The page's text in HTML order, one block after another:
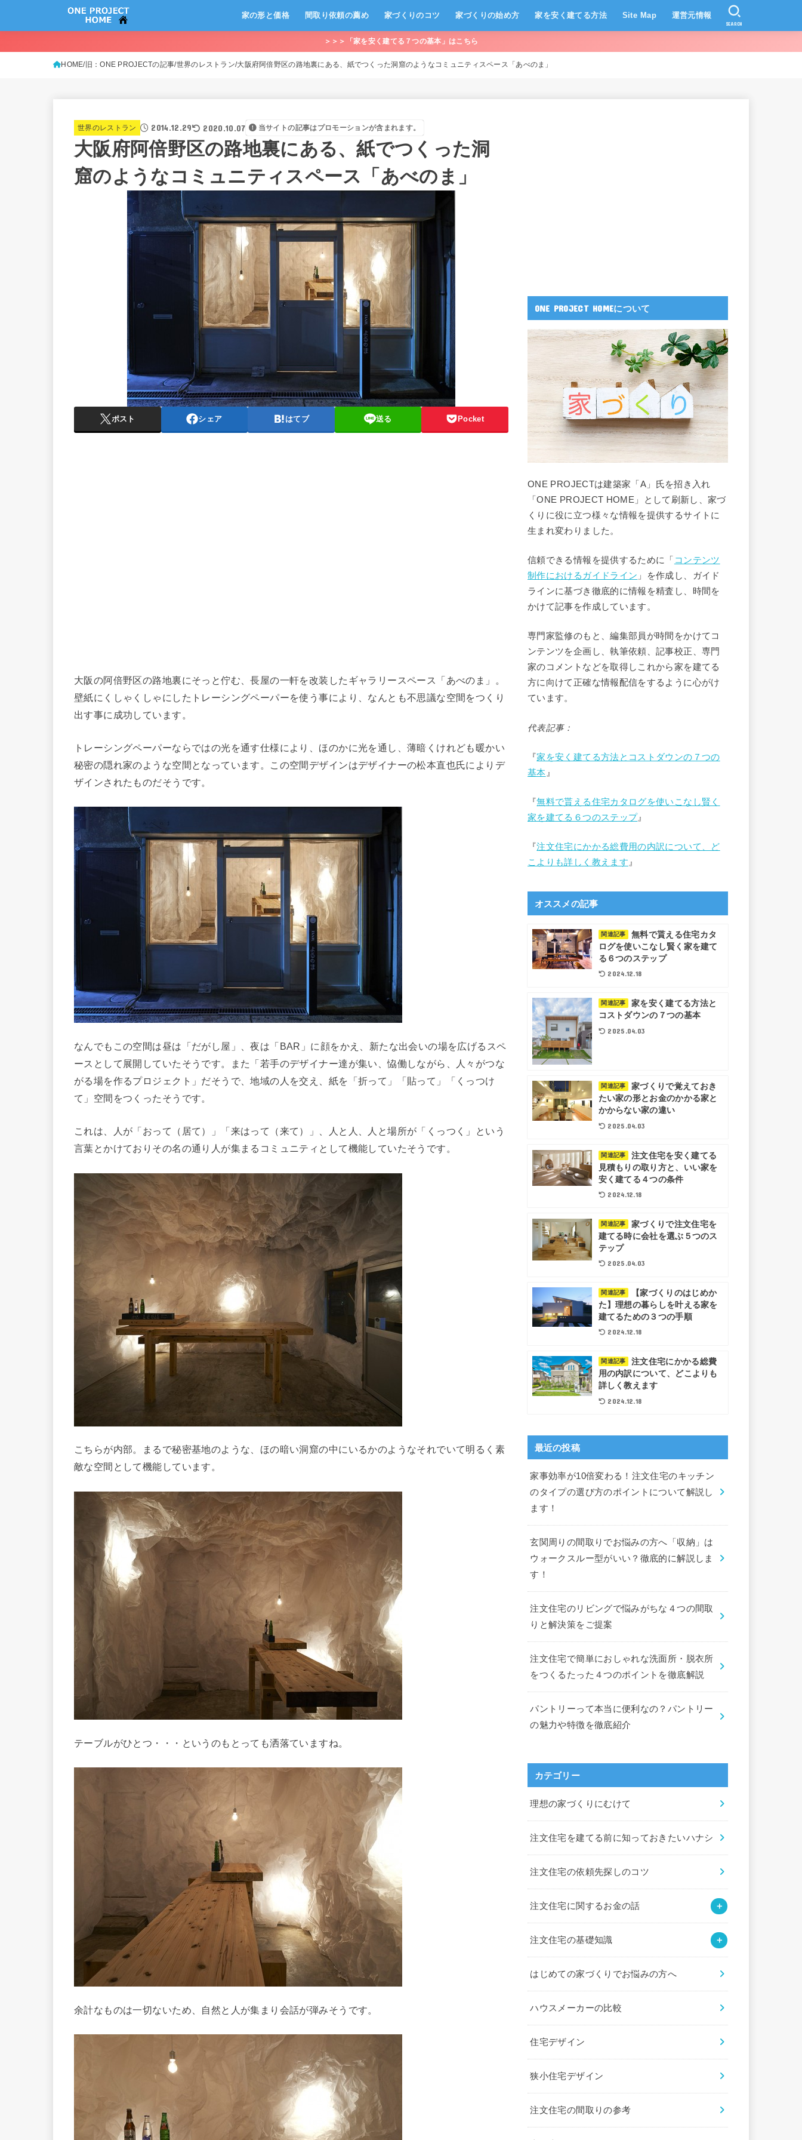
家の形と価格 間取り依頼の薦め 家づくりのコツ 家づくりの始め方 家を安く建てる方法 Site Map 運営元情報
SEARCH
＞＞＞「家を安く建てる７つの基本」はこちら
HOME 旧：ONE PROJECTの記事 世界のレストラン 大阪府阿倍野区の路地裏にある、紙でつくった洞窟のようなコミュニティスペース「あべのま」
世界のレストラン 2014.12.29 2020.10.07 当サイトの記事はプロモーションが含まれます。
大阪府阿倍野区の路地裏にある、紙でつくった洞
窟のようなコミュニティスペース「あべのま」
ポスト シェア はてブ 送る Pocket
大阪の阿倍野区の路地裏にそっと佇む、長屋の一軒を改装したギャラリースペース「あべのま」。
壁紙にくしゃくしゃにしたトレーシングペーパーを使う事により、なんとも不思議な空間をつくり
出す事に成功しています。
トレーシングペーパーならではの光を通す仕様により、ほのかに光を通し、薄暗くけれども暖かい
秘密の隠れ家のような空間となっています。この空間デザインはデザイナーの松本直也氏によりデ
ザインされたものだそうです。
なんでもこの空間は昼は「だがし屋」、夜は「BAR」に顔をかえ、新たな出会いの場を広げるスペ
ースとして展開していたそうです。また「若手のデザイナー達が集い、恊働しながら、人々がつな
がる場を作るプロジェクト」だそうで、地域の人を交え、紙を「折って」「貼って」「くっつけ
て」空間をつくったそうです。
これは、人が「おって（居て）」「来はって（来て）」、人と人、人と場所が「くっつく」という
言葉とかけておりその名の通り人が集まるコミュニティとして機能していたそうです。
こちらが内部。まるで秘密基地のような、ほの暗い洞窟の中にいるかのようなそれでいて明るく素
敵な空間として機能しています。
テーブルがひとつ・・・というのもとっても洒落ていますね。
余計なものは一切ないため、自然と人が集まり会話が弾みそうです。
ONE PROJECT HOMEについて
ONE PROJECTは建築家「A」氏を招き入れ
「ONE PROJECT HOME」として刷新し、家づ
くりに役に立つ様々な情報を提供するサイトに
生まれ変わりました。
信頼できる情報を提供するために「 コンテンツ
制作におけるガイドライン 」を作成し、ガイド
ラインに基づき徹底的に情報を精査し、時間を
かけて記事を作成しています。
専門家監修のもと、編集部員が時間をかけてコ
ンテンツを企画し、執筆依頼、記事校正、専門
家のコメントなどを取得しこれから家を建てる
方に向けて正確な情報配信をするように心がけ
ています。
代表記事：
『家を安く建てる方法とコストダウンの７つの
基本 』
『無料で貰える住宅カタログを使いこなし賢く
家を建てる６つのステップ』
『注文住宅にかかる総費用の内訳について、ど
こよりも詳しく教えます 』
オススメの記事
関連記事
無料で貰える住宅カタ
ログを使いこなし賢く家を建て
る６つのステップ
2024.12.18
関連記事
家を安く建てる方法と
コストダウンの７つの基本
2025.04.03
関連記事
家づくりで覚えておき
たい家の形とお金のかかる家と
かからない家の違い
2025.04.03
関連記事
注文住宅を安く建てる
見積もりの取り方と、いい家を
安く建てる４つの条件
2024.12.18
関連記事
家づくりで注文住宅を
建てる時に会社を選ぶ５つのス
テップ
2025.04.03
関連記事
【家づくりのはじめか
た】理想の暮らしを叶える家を
建てるための３つの手順
2024.12.18
関連記事
注文住宅にかかる総費
用の内訳について、どこよりも
詳しく教えます
2024.12.18
最近の投稿
家事効率が10倍変わる！注文住宅のキッチン
のタイプの選び方のポイントについて解説し
ます！
玄関周りの間取りでお悩みの方へ「収納」は
ウォークスルー型がいい？徹底的に解説しま
す！
注文住宅のリビングで悩みがちな４つの間取
りと解決策をご提案
注文住宅で簡単におしゃれな洗面所・脱衣所
をつくるたった４つのポイントを徹底解説
パントリーって本当に便利なの？パントリー
の魅力や特徴を徹底紹介
カテゴリー
理想の家づくりにむけて
注文住宅を建てる前に知っておきたいハナシ
注文住宅の依頼先探しのコツ
注文住宅に関するお金の話
注文住宅の基礎知識
はじめての家づくりでお悩みの方へ
ハウスメーカーの比較
住宅デザイン
狭小住宅デザイン
注文住宅の間取りの参考